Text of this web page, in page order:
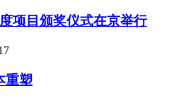
项目颁奖仪式在京举行
重塑